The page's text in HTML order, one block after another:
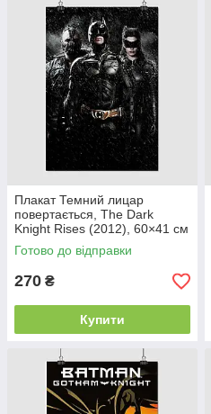
Плакат Темний лицар
повертається, The Dark
Knight Rises (2012), 60×41 см
Готово до відправки
270 ₴
Купити